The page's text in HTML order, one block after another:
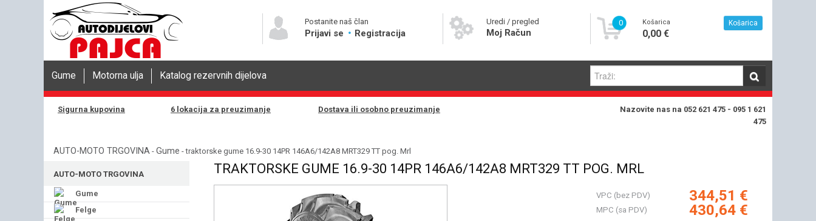
Postanite naš član
Prijavi se Registracija
Uredi / pregled
Moj Račun
0 Košarica
0,00 €
Košarica
Gume Motorna ulja Katalog rezervnih dijelova
Sigurna kupovina 6 lokacija za preuzimanje Dostava ili osobno preuzimanje
Nazovite nas na 052 621 475 - 095 1 621
475
AUTO-MOTO TRGOVINA - Gume - traktorske gume 16.9-30 14PR 146A6/142A8 MRT329 TT pog. Mrl
AUTO-MOTO TRGOVINA
Gume
Felge
TRAKTORSKE GUME 16.9-30 14PR 146A6/142A8 MRT329 TT POG. MRL
VPC (bez PDV) 344,51 €
MPC (sa PDV) 430,64 €